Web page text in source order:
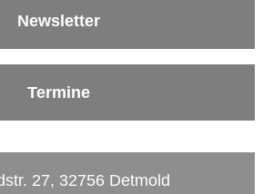
Newsletter
Termine
27, 32756 Detmold